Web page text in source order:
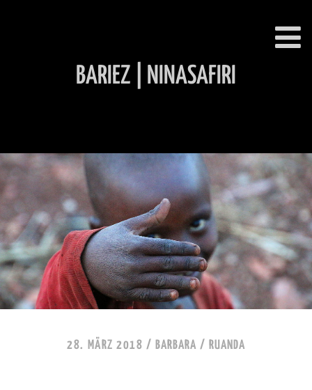
28. MÄRZ 2018 / BARBARA / RUANDA
BARIEZ | NINASAFIRI